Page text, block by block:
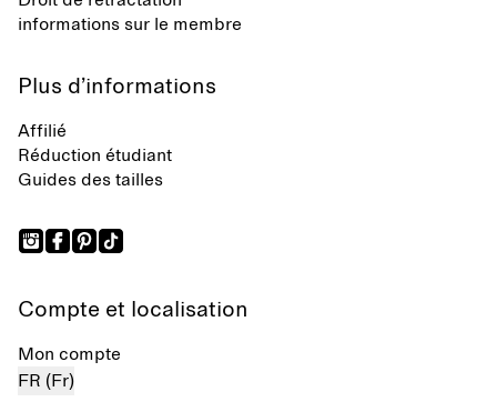
informations sur le membre
Plus d’informations
Affilié
Réduction étudiant
Guides des tailles
Compte et localisation
Mon compte
FR (Fr)